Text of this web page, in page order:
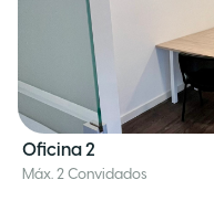
Oficina 2
Máx. 2 Convidados